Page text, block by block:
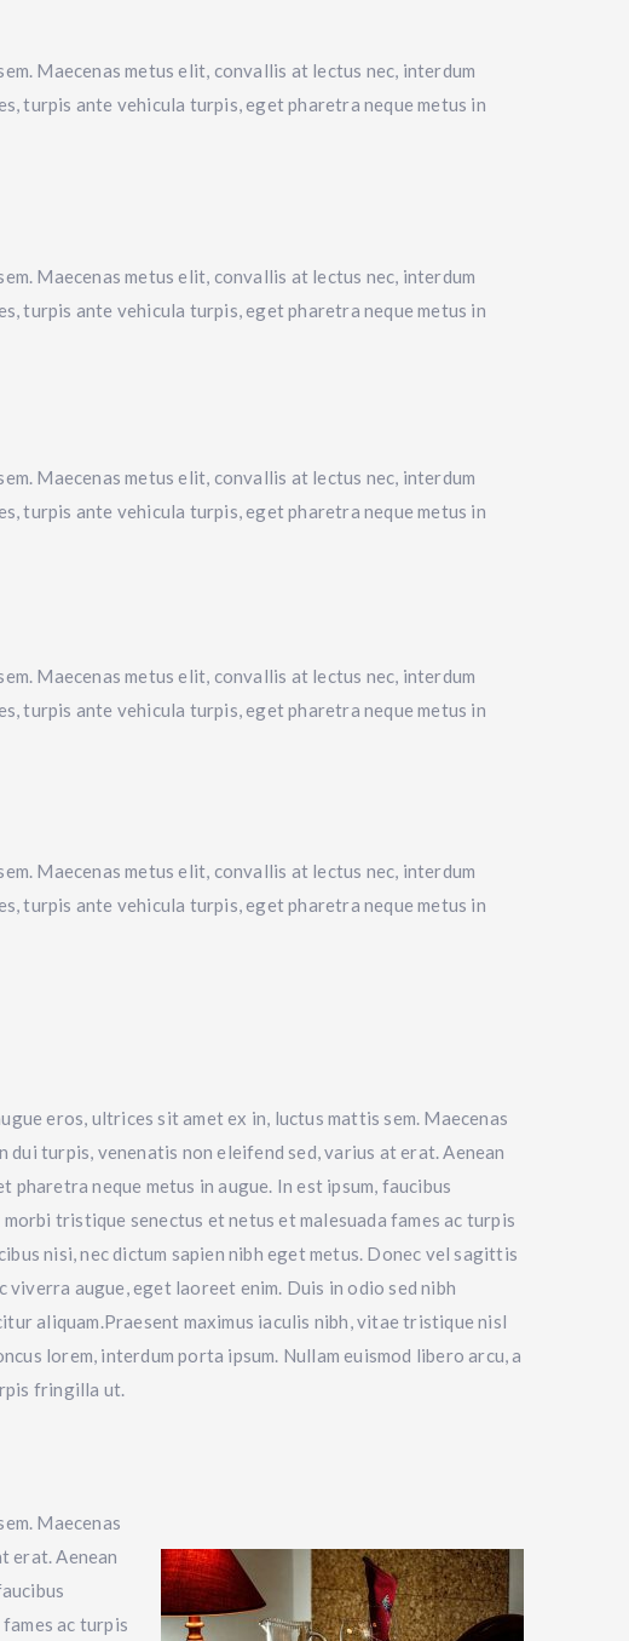
Maecenas metus elit, convallis at lectus nec, interdum
turpis ante vehicula turpis, eget pharetra neque metus in
Maecenas metus elit, convallis at lectus nec, interdum
turpis ante vehicula turpis, eget pharetra neque metus in
Maecenas metus elit, convallis at lectus nec, interdum
turpis ante vehicula turpis, eget pharetra neque metus in
Maecenas metus elit, convallis at lectus nec, interdum
turpis ante vehicula turpis, eget pharetra neque metus in
Maecenas metus elit, convallis at lectus nec, interdum
turpis ante vehicula turpis, eget pharetra neque metus in
eros, ultrices sit amet ex in, luctus mattis sem. Maecenas
turpis, venenatis non eleifend sed, varius at erat. Aenean
neque metus in augue. In est ipsum, faucibus
tristique senectus et netus et malesuada fames ac turpis
nisi, nec dictum sapien nibh eget metus. Donec vel sagittis
augue, eget laoreet enim. Duis in odio sed nibh
aliquam.Praesent maximus iaculis nibh, vitae tristique nisl
lorem, interdum porta ipsum. Nullam euismod libero arcu, a
fringilla ut.
Maecenas
erat. Aenean
ac turpis